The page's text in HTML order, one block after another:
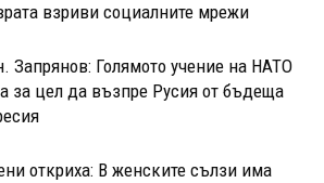
взриви социалните мрежи
Запрянов: Голямото учение на НАТО
за цел да възпре Русия от бъдеща
откриха: В женските сълзи има